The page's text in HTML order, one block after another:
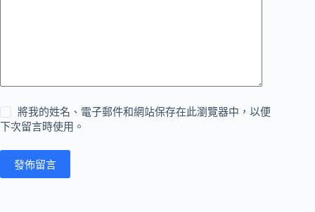
將我的姓名、電子郵件和網站保存在此瀏覽器中，以便
下次留言時使用。
發佈留言